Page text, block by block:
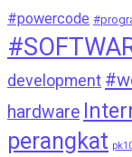
#powercode
development
hardware
perangkat